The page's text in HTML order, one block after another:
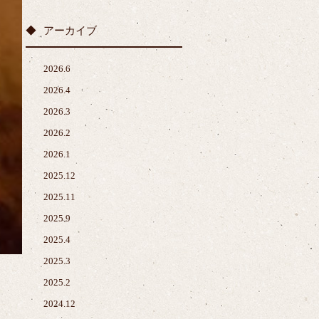
アーカイブ
2026.6
2026.4
2026.3
2026.2
2026.1
2025.12
2025.11
2025.9
2025.4
2025.3
2025.2
2024.12